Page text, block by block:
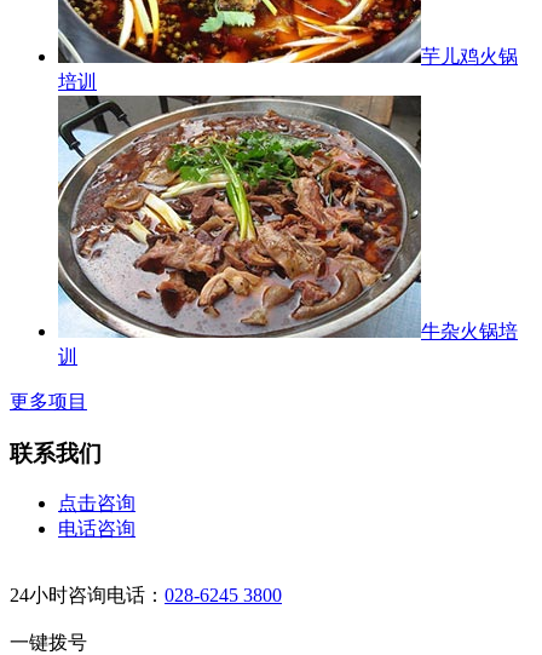
芋儿鸡火锅
培训
牛杂火锅培
训
更多项目
联系我们
点击咨询
电话咨询
24小时咨询电话： 028-6245 3800
一键拨号